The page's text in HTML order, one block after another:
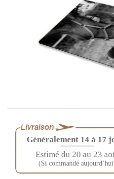
Généralement 14 à 17
————
Estimé du 20 au 23
(Si commandé